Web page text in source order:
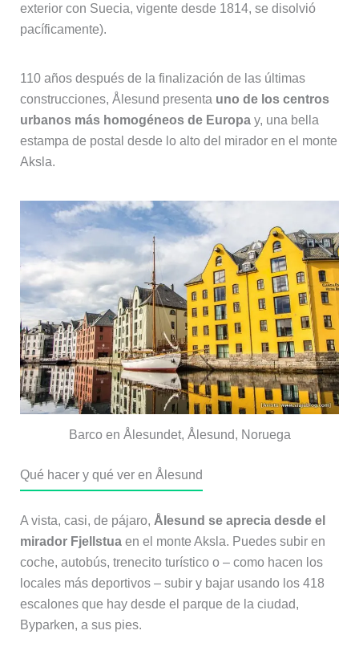
exterior con Suecia, vigente desde 1814, se disolvió
pacíficamente).
110 años después de la finalización de las últimas
construcciones, Ålesund presenta uno de los centros
urbanos más homogéneos de Europay, una bella
estampa de postal desde lo alto del mirador en el monte
Aksla.
Barco en Ålesundet, Ålesund, Noruega
Qué hacer y qué ver en Ålesund
A vista, casi, de pájaro, Ålesund se aprecia desde el
mirador Fjellstuaen el monte Aksla. Puedes subir en
coche, autobús, trenecito turístico o – como hacen los
locales más deportivos – subir y bajar usando los 418
escalones que hay desde el parque de la ciudad,
Byparken, a sus pies.